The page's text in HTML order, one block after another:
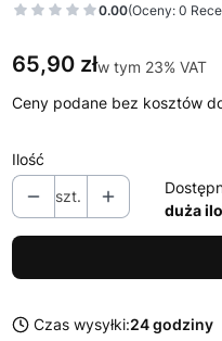
0.00(Oceny: 0
Cena
65,90 złw tym 23% VAT
w tym 23% VAT
Ceny podane bez kosztów
Ilość
szt.
duża
Czas wysyłki:24 godziny